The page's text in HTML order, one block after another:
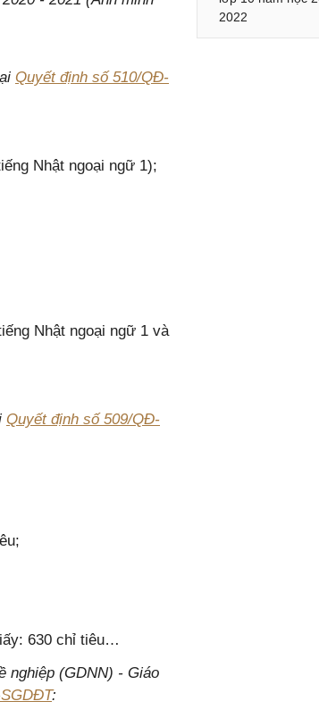
Quyết định số 510/QĐ-
Nhật ngoại ngữ 1);
Nhật ngoại ngữ 1 và
Quyết định số 509/QĐ-
630 chỉ tiêu…
nghiệp (GDNN) - Giáo
:
2022